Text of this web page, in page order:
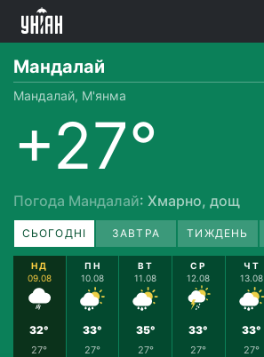
Мандалай
Мандалай, М'янма
+27°
Погода Мандалай: Хмарно, дощ
СЬОГОДНІ ЗАВТРА ТИЖДЕНЬ
НД
09.08
32°
27°
ПН
10.08
33°
27°
ВТ
11.08
35°
27°
СР
12.08
33°
27°
ЧТ
13.08
33°
27°